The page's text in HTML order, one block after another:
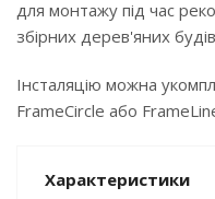
для монтажу під час
збірних дерев'яних
Інсталяцію можна
FrameCircle або
Характеристики